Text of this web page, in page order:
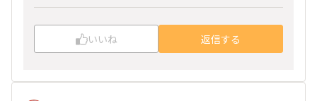
いいね 返信する